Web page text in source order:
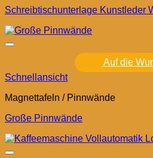
Schreibtischunterlage Kunstleder
Auf die
Schnellansicht
Magnettafeln / Pinnwände
Große Pinnwände